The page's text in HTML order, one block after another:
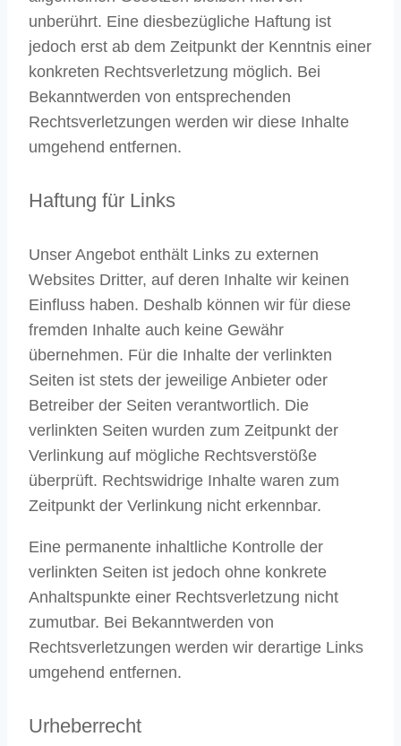
unberührt. Eine diesbezügliche Haftung ist
jedoch erst ab dem Zeitpunkt der Kenntnis einer
konkreten Rechtsverletzung möglich. Bei
Bekanntwerden von entsprechenden
Rechtsverletzungen werden wir diese Inhalte
umgehend entfernen.
Haftung für Links
Unser Angebot enthält Links zu externen
Websites Dritter, auf deren Inhalte wir keinen
Einfluss haben. Deshalb können wir für diese
fremden Inhalte auch keine Gewähr
übernehmen. Für die Inhalte der verlinkten
Seiten ist stets der jeweilige Anbieter oder
Betreiber der Seiten verantwortlich. Die
verlinkten Seiten wurden zum Zeitpunkt der
Verlinkung auf mögliche Rechtsverstöße
überprüft. Rechtswidrige Inhalte waren zum
Zeitpunkt der Verlinkung nicht erkennbar.
Eine permanente inhaltliche Kontrolle der
verlinkten Seiten ist jedoch ohne konkrete
Anhaltspunkte einer Rechtsverletzung nicht
zumutbar. Bei Bekanntwerden von
Rechtsverletzungen werden wir derartige Links
umgehend entfernen.
Urheberrecht